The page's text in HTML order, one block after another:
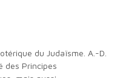
des Principes